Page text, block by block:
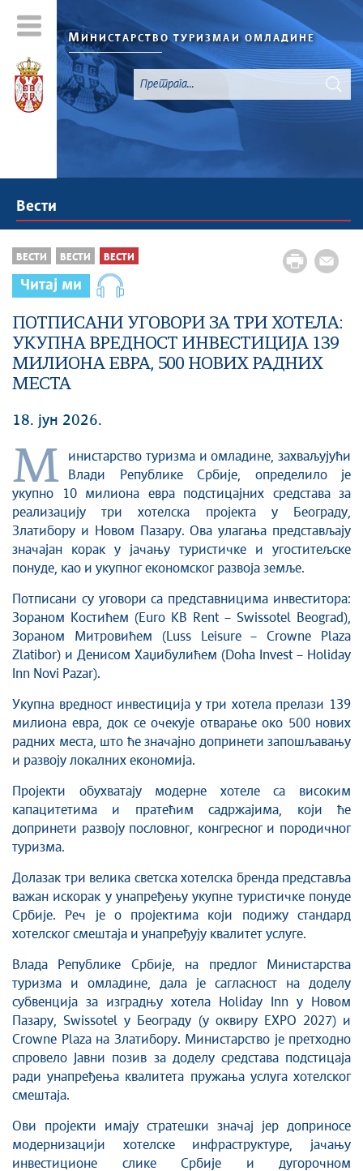
М ИНИСТАРСТВО ТУРИЗМАИ ОМЛАДИНЕ
Вести
ВЕСТИ ВЕСТИ ВЕСТИ
Читај ми
ПОТПИСАНИ УГОВОРИ ЗА ТРИ ХОТЕЛА:
УКУПНА ВРЕДНОСТ ИНВЕСТИЦИЈА 139
МИЛИОНА ЕВРА, 500 НОВИХ РАДНИХ
МЕСТА
18. јун 2026.
М
инистарство туризма и омладине, захваљујући
Влади Републике Србије, определило је
укупно 10 милиона евра подстицајних средстава за
реализацију три хотелска пројекта у Београду,
Златибору и Новом Пазару. Ова улагања представљају
значајан корак у јачању туристичке и угоститељске
понуде, као и укупног економског развоја земље.
Потписани су уговори са представницима инвеститора:
Зораном Костићем (Euro KB Rent – Swissotel Beograd),
Зораном Митровићем (Luss Leisure – Crowne Plaza
Zlatibor) и Денисом Хаџибулићем (Doha Invest – Holiday
Inn Novi Pazar).
Укупна вредност инвестиција у три хотела прелази 139
милиона евра, док се очекује отварање око 500 нових
радних места, што ће значајно допринети запошљавању
и развоју локалних економија.
Пројекти обухватају модерне хотеле са високим
капацитетима и пратећим садржајима, који ће
допринети развоју пословног, конгресног и породичног
туризма.
Долазак три велика светска хотелска бренда представља
важан искорак у унапређењу укупне туристичке понуде
Србије. Реч је о пројектима који подижу стандард
хотелског смештаја и унапређују квалитет услуге.
Влада Републике Србије, на предлог Министарства
туризма и омладине, дала је сагласност на доделу
субвенција за изградњу хотела Holiday Inn у Новом
Пазару, Swissotel у Београду (у оквиру EXPO 2027) и
Crowne Plaza на Златибору. Министарство је претходно
спровело Јавни позив за доделу средстава подстицаја
ради унапређења квалитета пружања услуга хотелског
смештаја.
Ови пројекти имају стратешки значај јер доприносе
модернизацији хотелске инфраструктуре, јачању
инвестиционе слике Србије и дугорочном